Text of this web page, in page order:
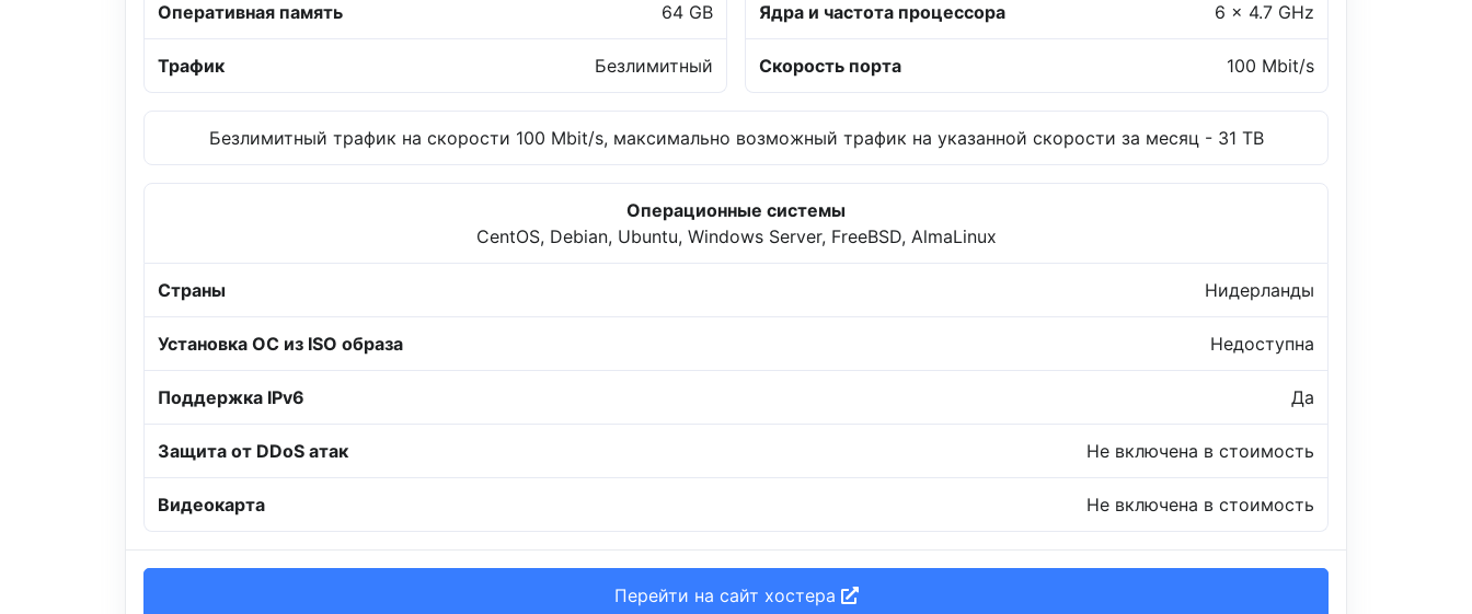
Оперативная память 64 GB
Трафик Безлимитный
Ядра и частота процессора 6 x 4.7 GHz
Скорость порта 100 Mbit/s
Безлимитный трафик на скорости 100 Mbit/s, максимально возможный трафик на указанной скорости за месяц - 31 TB
Операционные системы
CentOS, Debian, Ubuntu, Windows Server, FreeBSD, AlmaLinux
Страны Нидерланды
Установка ОС из ISO образа Недоступна
Поддержка IPv6 Да
Защита от DDoS атак Не включена в стоимость
Видеокарта Не включена в стоимость
Перейти на сайт хостера